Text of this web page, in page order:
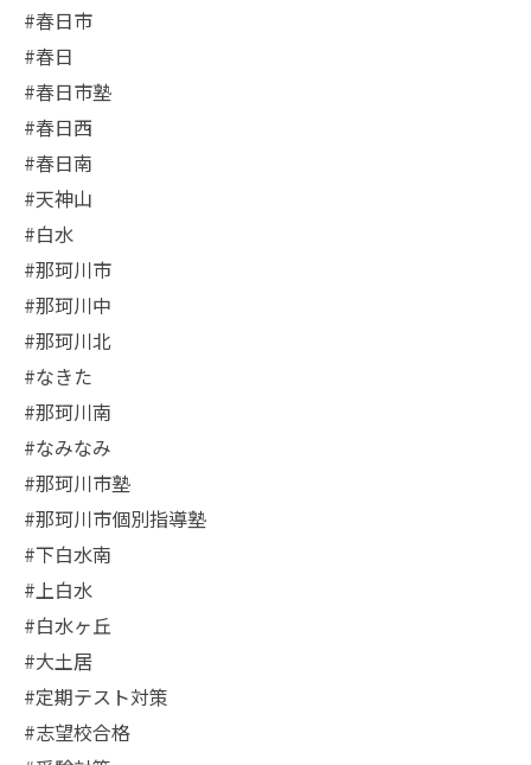
#春日市
#春日
#春日市塾
#春日西
#春日南
#天神山
#白水
#那珂川市
#那珂川中
#那珂川北
#なきた
#那珂川南
#なみなみ
#那珂川市塾
#那珂川市個別指導塾
#下白水南
#上白水
#白水ヶ丘
#大土居
#定期テスト対策
#志望校合格